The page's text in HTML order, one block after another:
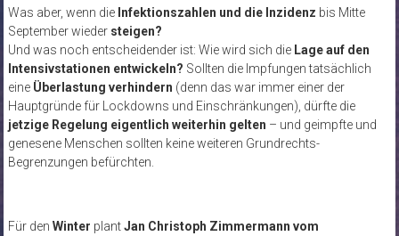
Was aber, wenn die Infektionszahlen und die Inzidenz bis Mitte
September wieder steigen?
Und was noch entscheidender ist: Wie wird sich die Lage auf den
Intensivstationen entwickeln? Sollten die Impfungen tatsächlich
eine Überlastung verhindern (denn das war immer einer der
Hauptgründe für Lockdowns und Einschränkungen), dürfte die
jetzige Regelung eigentlich weiterhin gelten – und geimpfte und
genesene Menschen sollten keine weiteren Grundrechts-
Begrenzungen befürchten.
Für den Winter plantJan Christoph Zimmermann vom